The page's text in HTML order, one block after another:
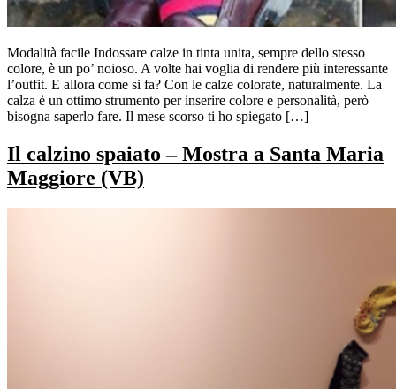
Modalità facile Indossare calze in tinta unita, sempre dello stesso
colore, è un po’ noioso. A volte hai voglia di rendere più interessante
l’outfit. E allora come si fa? Con le calze colorate, naturalmente. La
calza è un ottimo strumento per inserire colore e personalità, però
bisogna saperlo fare. Il mese scorso ti ho spiegato […]
Il calzino spaiato – Mostra a Santa Maria
Maggiore (VB)